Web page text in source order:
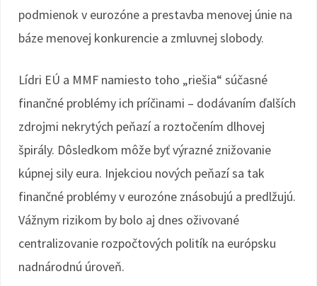
podmienok v eurozóne a prestavba menovej únie na
báze menovej konkurencie a zmluvnej slobody.
Lídri EÚ a MMF namiesto toho „riešia“ súčasné
finančné problémy ich príčinami – dodávaním ďalších
zdrojmi nekrytých peňazí a roztočením dlhovej
špirály. Dôsledkom môže byť výrazné znižovanie
kúpnej sily eura. Injekciou nových peňazí sa tak
finančné problémy v eurozóne znásobujú a predlžujú.
Vážnym rizikom by bolo aj dnes oživované
centralizovanie rozpočtových politík na európsku
nadnárodnú úroveň.